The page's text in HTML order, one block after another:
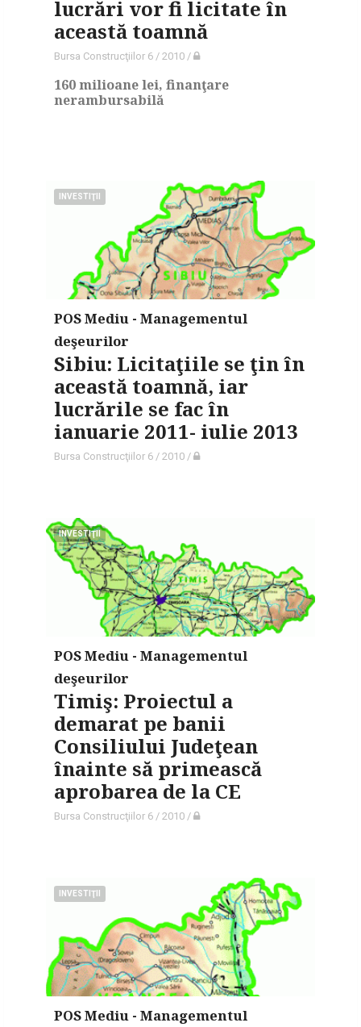
lucrări vor fi licitate în
această toamnă
Bursa Construcţiilor 6 / 2010/
160 milioane lei, finanţare
nerambursabilă
INVESTIŢII
POS Mediu - Managementul
deşeurilor
Sibiu: Licitaţiile se ţin în
această toamnă, iar
lucrările se fac în
ianuarie 2011- iulie 2013
Bursa Construcţiilor 6 / 2010/
INVESTIŢII
POS Mediu - Managementul
deşeurilor
Timiş: Proiectul a
demarat pe banii
Consiliului Judeţean
înainte să primească
aprobarea de la CE
Bursa Construcţiilor 6 / 2010/
INVESTIŢII
POS Mediu - Managementul